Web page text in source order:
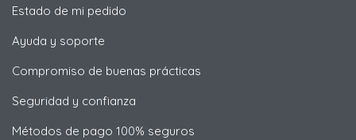
Estado de mi pedido
Ayuda y soporte
Compromiso de buenas prácticas
Seguridad y confianza
Métodos de pago 100% seguros